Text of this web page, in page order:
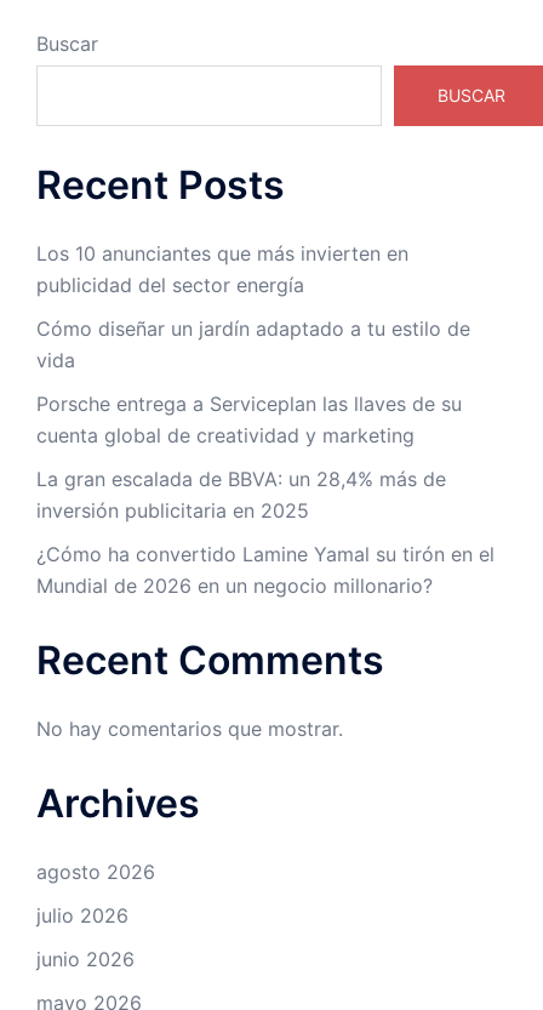
Buscar
BUSCAR
Recent Posts
Los 10 anunciantes que más invierten en
publicidad del sector energía
Cómo diseñar un jardín adaptado a tu estilo de
vida
Porsche entrega a Serviceplan las llaves de su
cuenta global de creatividad y marketing
La gran escalada de BBVA: un 28,4% más de
inversión publicitaria en 2025
¿Cómo ha convertido Lamine Yamal su tirón en el
Mundial de 2026 en un negocio millonario?
Recent Comments
No hay comentarios que mostrar.
Archives
agosto 2026
julio 2026
junio 2026
mayo 2026